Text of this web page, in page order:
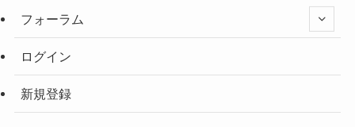
フォーラム
ログイン
新規登録